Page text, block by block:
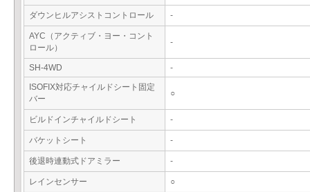
ダウンヒルアシストコントロール -
AYC（アクティブ・ヨー・コント
ロール）
-
SH-4WD
-
ISOFIX対応チャイルドシート固定
バー
○
ビルドインチャイルドシート -
バケットシート -
後退時連動式ドアミラー -
レインセンサー ○